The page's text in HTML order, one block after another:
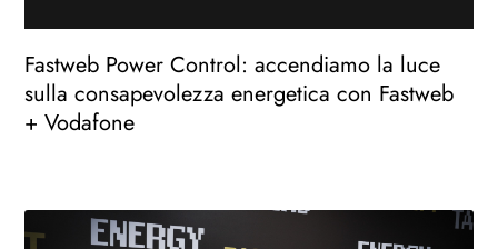
Fastweb Power Control: accendiamo la luce
sulla consapevolezza energetica con Fastweb
+ Vodafone